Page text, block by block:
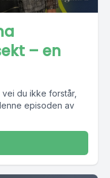
– en
du ikke forstår,
episoden av